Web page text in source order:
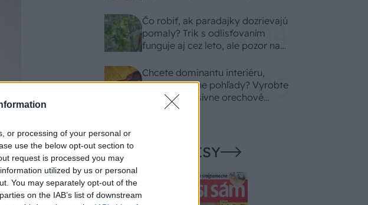
or processing of your personal or
use the below opt-out section to
request is processed you may
utilized by us or personal
You may separately opt-out of the
on the IAB’s list of downstream
Čo robiť, ak paradajky dozrievajú
pomaly? Trik s odlisťovaním
funguje aj cez leto, ale pozor na
Chcete dominantu interiéru,
ktorá pritiahne pohľady? Vyrobte
si takéto masívne orechové
svietidlo
NAŠE ČASOPISY